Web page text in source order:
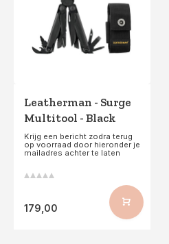
Leatherman - Surge
Multitool - Black
Krijg een bericht zodra terug
op voorraad door hieronder je
mailadres achter te laten
179,00